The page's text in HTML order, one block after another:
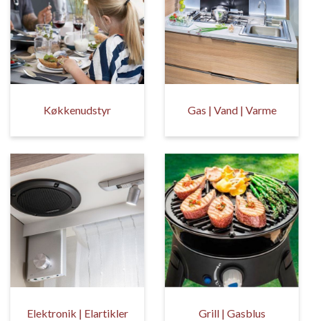
Køkkenudstyr Gas | Vand | Varme
Elektronik | Elartikler Grill | Gasblus